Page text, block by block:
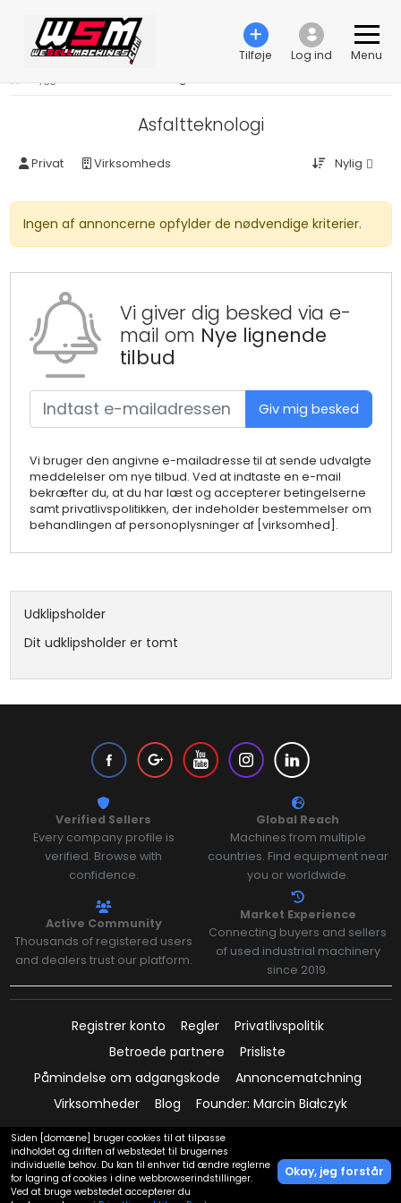
Tilføje Log ind Menu
Asfaltteknologi
Privat Virksomheds Nylig
Ingen af annoncerne opfylder de nødvendige kriterier.
Vi giver dig besked via e-
mail om Nye lignende
tilbud
Giv mig besked
Vi bruger den angivne e-mailadresse til at sende udvalgte
meddelelser om nye tilbud. Ved at indtaste en e-mail
bekræfter du, at du har læst og accepterer betingelserne
samt privatlivspolitikken, der indeholder bestemmelser om
behandlingen af personoplysninger af [virksomhed].
Udklipsholder
Dit udklipsholder er tomt
Verified Sellers
Every company profile is
verified. Browse with
confidence.
Global Reach
Machines from multiple
countries. Find equipment near
you or worldwide.
Active Community
Thousands of registered users
and dealers trust our platform.
Market Experience
Connecting buyers and sellers
of used industrial machinery
since 2019.
Registrer konto Regler
Privatlivspolitik
Betroede partnere
Prisliste
Påmindelse om adgangskode
Annoncematchning
Virksomheder
Blog Founder: Marcin Białczyk
Betalinger understøttet af:
Siden [domæne] bruger cookies til at tilpasse
indholdet og driften af webstedet til brugernes
individuelle behov. Du kan til enhver tid ændre reglerne
for lagring af cookies i dine webbrowserindstillinger.
Ved at bruge webstedet accepterer du
Okay, jeg forstår